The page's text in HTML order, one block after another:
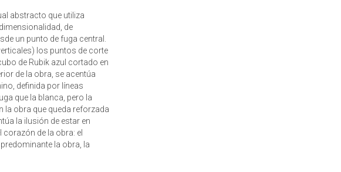
abstracto que utiliza
de
un punto de fuga central.
los puntos de corte
de Rubik azul cortado en
de la obra, se acentúa
definida por líneas
que la blanca, pero la
la obra que queda reforzada
la ilusión de estar en
de la obra: el
la obra, la